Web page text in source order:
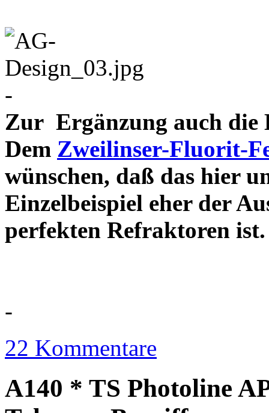
-
Zur Ergänzung auch die
Dem Zweilinser-Fluorit-
wünschen, daß das hier
Einzelbeispiel eher der
perfekten
-
22 Kommentare
A140 * TS Photoline